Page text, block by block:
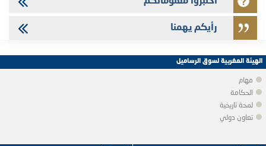
رأيكم يهمنا
الهيئة المغربية لسوق الرساميل
مهام
الحكامة
لمحة تاريخية
تعاون دولي